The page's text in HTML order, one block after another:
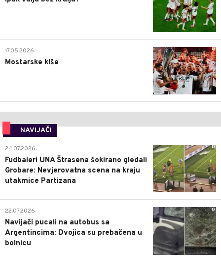
0
17.05.2026.
Mostarske kiše
NAVIJAČI
0
24.07.2026.
Fudbaleri UNA Štrasena šokirano gledali
Grobare: Nevjerovatna scena na kraju
utakmice Partizana
0
22.07.2026.
Navijači pucali na autobus sa
Argentincima: Dvojica su prebačena u
bolnicu